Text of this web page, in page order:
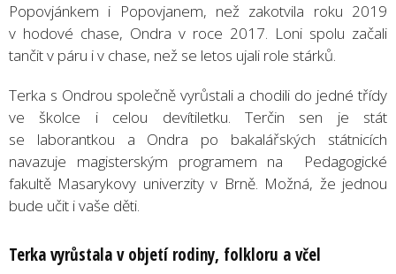
Popovjánkem i Popovjanem, než zakotvila roku 2019
v hodové chase, Ondra v roce 2017. Loni spolu začali
tančit v páru i v chase, než se letos ujali role stárků.
Terka s Ondrou společně vyrůstali a chodili do jedné třídy
ve školce i celou devítiletku. Terčin sen je stát
se laborantkou a Ondra po bakalářských státnicích
navazuje magisterským programem na Pedagogické
fakultě Masarykovy univerzity v Brně. Možná, že jednou
bude učit i vaše děti.
Terka vyrůstala v objetí rodiny, folkloru a včel